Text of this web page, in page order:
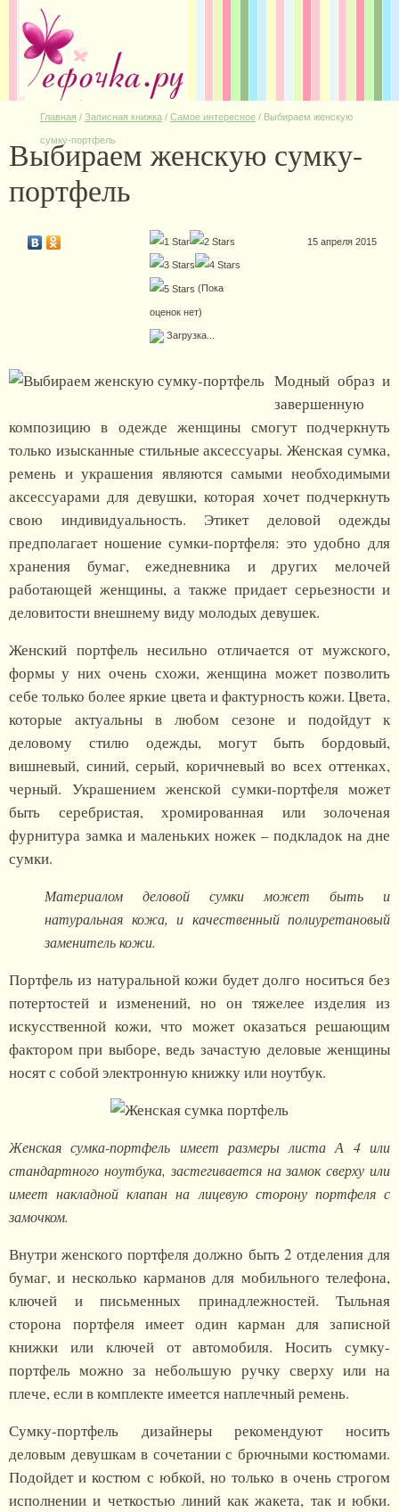
Главная / Записная книжка / Самое интересное / Выбираем женскую
сумку-портфель
Выбираем женскую сумку-
портфель
(Пока
оценок нет)
Загрузка...
15 апреля 2015
Модный образ и
завершенную
композицию в одежде женщины смогут подчеркнуть
только изысканные стильные аксессуары. Женская сумка,
ремень и украшения являются самыми необходимыми
аксессуарами для девушки, которая хочет подчеркнуть
свою индивидуальность. Этикет деловой одежды
предполагает ношение сумки-портфеля: это удобно для
хранения бумаг, ежедневника и других мелочей
работающей женщины, а также придает серьезности и
деловитости внешнему виду молодых девушек.
Женский портфель несильно отличается от мужского,
формы у них очень схожи, женщина может позволить
себе только более яркие цвета и фактурность кожи. Цвета,
которые актуальны в любом сезоне и подойдут к
деловому стилю одежды, могут быть бордовый,
вишневый, синий, серый, коричневый во всех оттенках,
черный. Украшением женской сумки-портфеля может
быть серебристая, хромированная или золоченая
фурнитура замка и маленьких ножек – подкладок на дне
сумки.
Материалом деловой сумки может быть и
натуральная кожа, и качественный полиуретановый
заменитель кожи.
Портфель из натуральной кожи будет долго носиться без
потертостей и изменений, но он тяжелее изделия из
искусственной кожи, что может оказаться решающим
фактором при выборе, ведь зачастую деловые женщины
носят с собой электронную книжку или ноутбук.
Женская сумка-портфель имеет размеры листа А 4 или
стандартного ноутбука, застегивается на замок сверху или
имеет накладной клапан на лицевую сторону портфеля с
замочком.
Внутри женского портфеля должно быть 2 отделения для
бумаг, и несколько карманов для мобильного телефона,
ключей и письменных принадлежностей. Тыльная
сторона портфеля имеет один карман для записной
книжки или ключей от автомобиля. Носить сумку-
портфель можно за небольшую ручку сверху или на
плече, если в комплекте имеется наплечный ремень.
Сумку-портфель дизайнеры рекомендуют носить
деловым девушкам в сочетании с брючными костюмами.
Подойдет и костюм с юбкой, но только в очень строгом
исполнении и четкостью линий как жакета, так и юбки.